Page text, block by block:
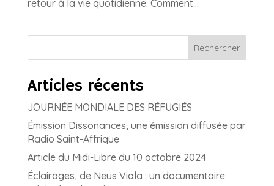
retour à la vie quotidienne. Comment...
Rechercher
Articles récents
JOURNÉE MONDIALE DES RÉFUGIÉS
Émission Dissonances, une émission diffusée par
Radio Saint-Affrique
Article du Midi-Libre du 10 octobre 2024
Éclairages, de Neus Viala : un documentaire